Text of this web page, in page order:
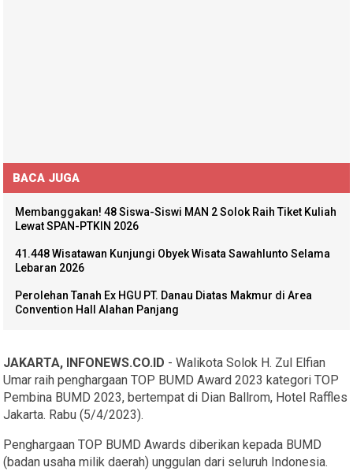
BACA JUGA
Membanggakan! 48 Siswa-Siswi MAN 2 Solok Raih Tiket Kuliah
Lewat SPAN-PTKIN 2026
41.448 Wisatawan Kunjungi Obyek Wisata Sawahlunto Selama
Lebaran 2026
Perolehan Tanah Ex HGU PT. Danau Diatas Makmur di Area
Convention Hall Alahan Panjang
JAKARTA, INFONEWS.CO.ID - Walikota Solok H. Zul Elfian
Umar raih penghargaan TOP BUMD Award 2023 kategori TOP
Pembina BUMD 2023, bertempat di Dian Ballrom, Hotel Raffles
Jakarta. Rabu (5/4/2023).
Penghargaan TOP BUMD Awards diberikan kepada BUMD
(badan usaha milik daerah) unggulan dari seluruh Indonesia.